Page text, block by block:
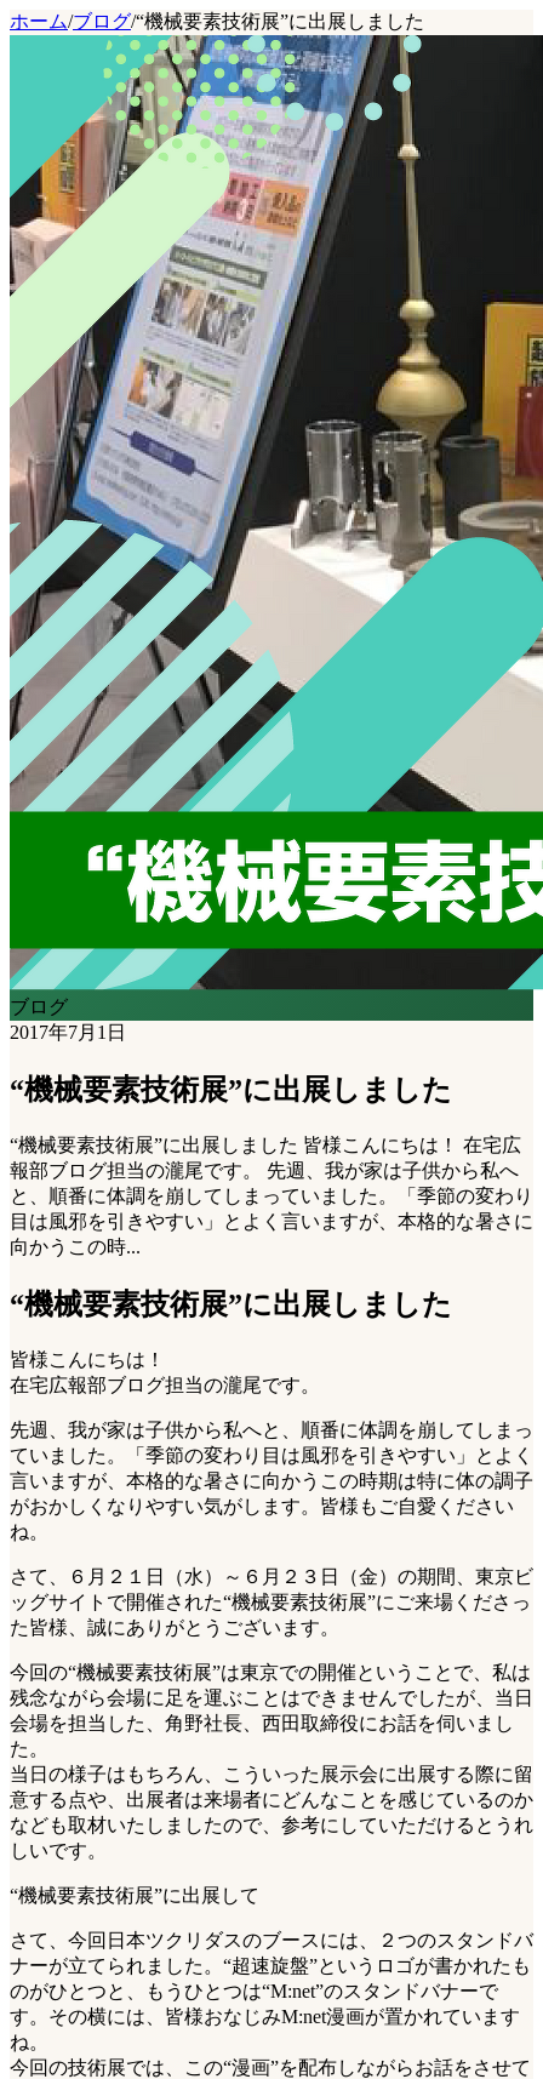
ホーム/ブログ/“機械要素技術展”に出展しました
ブログ
2017年7月1日
“機械要素技術展”に出展しました
“機械要素技術展”に出展しました 皆様こんにちは！ 在宅広
報部ブログ担当の瀧尾です。 先週、我が家は子供から私へ
と、順番に体調を崩してしまっていました。「季節の変わり
目は風邪を引きやすい」とよく言いますが、本格的な暑さに
向かうこの時...
“機械要素技術展”に出展しました
皆様こんにちは！
在宅広報部ブログ担当の瀧尾です。
先週、我が家は子供から私へと、順番に体調を崩してしまっ
ていました。「季節の変わり目は風邪を引きやすい」とよく
言いますが、本格的な暑さに向かうこの時期は特に体の調子
がおかしくなりやすい気がします。皆様もご自愛ください
ね。
さて、６月２１日（水）～６月２３日（金）の期間、東京ビ
ッグサイトで開催された“機械要素技術展”にご来場くださっ
た皆様、誠にありがとうございます。
今回の“機械要素技術展”は東京での開催ということで、私は
残念ながら会場に足を運ぶことはできませんでしたが、当日
会場を担当した、角野社長、西田取締役にお話を伺いまし
た。
当日の様子はもちろん、こういった展示会に出展する際に留
意する点や、出展者は来場者にどんなことを感じているのか
なども取材いたしましたので、参考にしていただけるとうれ
しいです。
“機械要素技術展”に出展して
さて、今回日本ツクリダスのブースには、２つのスタンドバ
ナーが立てられました。“超速旋盤”というロゴが書かれたも
のがひとつと、もうひとつは“M:net”のスタンドバナーで
す。その横には、皆様おなじみM:net漫画が置かれています
ね。
今回の技術展では、この“漫画”を配布しながらお話をさせて